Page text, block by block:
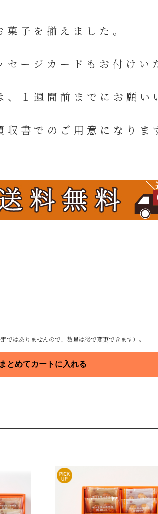
子を揃えました。
もお付けいたし
でにお願いいた
になります。通信
はありませんので、数量は後で変更できます）。